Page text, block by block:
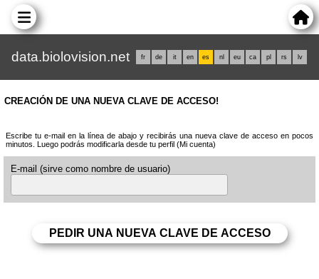
data.biolovision.net fr de it en es nl eu ca pl rs lv
CREACIÓN DE UNA NUEVA CLAVE DE ACCESO!
Escribe tu e-mail en la línea de abajo y recibirás una nueva clave de acceso en pocos
minutos. Luego podrás modificarla desde tu perfil (Mi cuenta)
E-mail (sirve como nombre de usuario)